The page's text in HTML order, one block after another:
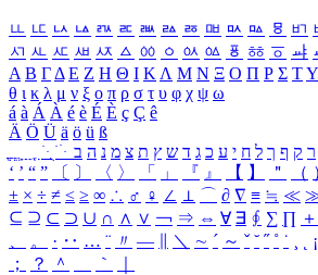
ㅥ ㅦ ㅧ ㅨ ㅩ ㅪ ㅫ ㅬ ㅭ ㅮ ㅯ ㅰ ㅱ ㅲ
ㅺ ㅻ ㅼ ㅽ ㅾ ㅿ ㆀ ㆁ ㆂ ㆃ ㆄ ㆅ ㆆ ㆇ
Α Β ΓΔ Ε Ζ Η Θ Ι ΚΛ Μ Ν Ξ Ο Π Ρ Σ ΤΥ
θ ι κ λ μ ν ξ ο π ρ σ τ υ φ χ ψ ω
á à Á À é è É È ç Ç ê
Ä Ö Ü ä ö ü ß
ִֶֹ ֻּ ׁׂ ר ק ף ך ל ח י ע כ ג ד ש ץ ת צ מ נ ה ב
‘ ’ “ ” 〔 〕 〈 〉 「 」 『 』 【 】 ＂ （
± × ÷ ≠ ≤ ≥ ∞ ∴ ♂ ♀ ∠ ⊥ ⌒ ∂ ∇ ≡ ≒ ≪
⊆ ⊇ ⊂ ⊃ ∪ ∩ ∧ ∨ ￢ ⇒ ⇔ ∀ ∃ ∮ ∑ ∏ ＋
、
。 · ‥ … ¨ 〃 ― ＼ ∼ ´ ～ ˇ ˘ ˝ ˚ ˙ ¸ ¡
；
？ ＾ ｀